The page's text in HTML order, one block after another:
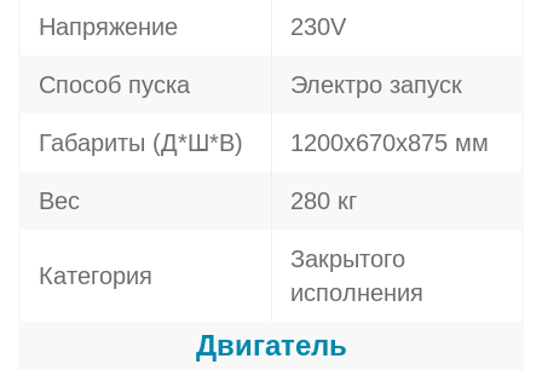
Напряжение 230V
Способ пуска Электро запуск
Габариты (Д*Ш*В) 1200х670х875 мм
Вес 280 кг
Категория
Закрытого
исполнения
Двигатель